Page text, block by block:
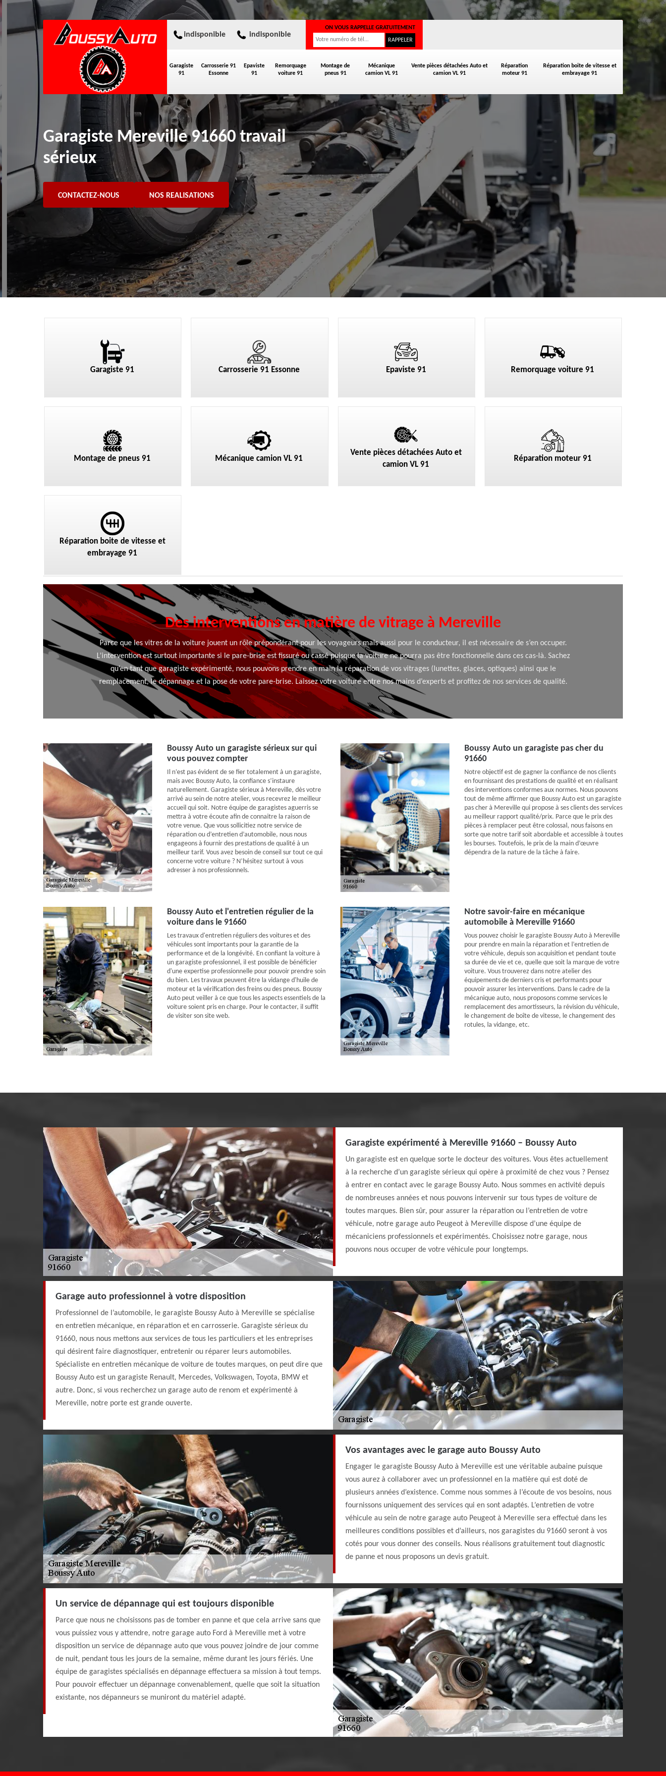
Garagiste
91
Carrosserie 91
Essonne
Epaviste
91
Remorquage
voiture 91
Montage de
pneus 91
Mécanique
camion VL 91
Vente pièces détachées Auto et
camion VL 91
Réparation
moteur 91
Réparation boite de vitesse et
embrayage 91
indisponible indisponible
ON VOUS RAPPELLE GRATUITEMENT
Garagiste Mereville 91660 travail
sérieux
CONTACTEZ-NOUS NOS REALISATIONS
Garagiste 91 Carrosserie 91 Essonne Epaviste 91 Remorquage voiture 91
Montage de pneus 91 Mécanique camion VL 91
Vente pièces détachées Auto et
camion VL 91
Réparation moteur 91
Réparation boite de vitesse et
embrayage 91
Des interventions en matière de vitrage à Mereville
Parce que les vitres de la voiture jouent un rôle prépondérant pour les voyageurs mais aussi pour le conducteur, il est nécessaire de s’en occuper.
L’intervention est surtout importante si le pare-brise est fissuré ou cassé puisque la voiture ne pourra pas être fonctionnelle dans ces cas-là. Sachez
qu’en tant que garagiste expérimenté, nous pouvons prendre en main la réparation de vos vitrages (lunettes, glaces, optiques) ainsi que le
remplacement, le dépannage et la pose de votre pare-brise. Laissez votre voiture entre nos mains d’experts et profitez de nos services de qualité.
Boussy Auto un garagiste sérieux sur qui
vous pouvez compter
Il n’est pas évident de se fier totalement à un garagiste,
mais avec Boussy Auto, la confiance s’instaure
naturellement. Garagiste sérieux à Mereville, dès votre
arrivé au sein de notre atelier, vous recevrez le meilleur
accueil qui soit. Notre équipe de garagistes aguerris se
mettra à votre écoute afin de connaitre la raison de
votre venue. Que vous sollicitiez notre service de
réparation ou d’entretien d’automobile, nous nous
engageons à fournir des prestations de qualité à un
meilleur tarif. Vous avez besoin de conseil sur tout ce qui
concerne votre voiture ? N’hésitez surtout à vous
adresser à nos professionnels.
Boussy Auto un garagiste pas cher du
91660
Notre objectif est de gagner la confiance de nos clients
en fournissant des prestations de qualité et en réalisant
des interventions conformes aux normes. Nous pouvons
tout de même affirmer que Boussy Auto est un garagiste
pas cher à Mereville qui propose à ses clients des services
au meilleur rapport qualité/prix. Parce que le prix des
pièces à remplacer peut être colossal, nous faisons en
sorte que notre tarif soit abordable et accessible à toutes
les bourses. Toutefois, le prix de la main d’œuvre
dépendra de la nature de la tâche à faire.
Boussy Auto et l'entretien régulier de la
voiture dans le 91660
Les travaux d'entretien réguliers des voitures et des
véhicules sont importants pour la garantie de la
performance et de la longévité. En confiant la voiture à
un garagiste professionnel, il est possible de bénéficier
d'une expertise professionnelle pour pouvoir prendre soin
du bien. Les travaux peuvent être la vidange d'huile de
moteur et la vérification des freins ou des pneus. Boussy
Auto peut veiller à ce que tous les aspects essentiels de la
voiture soient pris en charge. Pour le contacter, il suffit
de visiter son site web.
Notre savoir-faire en mécanique
automobile à Mereville 91660
Vous pouvez choisir le garagiste Boussy Auto à Mereville
pour prendre en main la réparation et l’entretien de
votre véhicule, depuis son acquisition et pendant toute
sa durée de vie et ce, quelle que soit la marque de votre
voiture. Vous trouverez dans notre atelier des
équipements de derniers cris et performants pour
pouvoir assurer les interventions. Dans le cadre de la
mécanique auto, nous proposons comme services le
remplacement des amortisseurs, la révision du véhicule,
le changement de boîte de vitesse, le changement des
rotules, la vidange, etc.
Garagiste expérimenté à Mereville 91660 – Boussy Auto
Un garagiste est en quelque sorte le docteur des voitures. Vous êtes actuellement
à la recherche d’un garagiste sérieux qui opère à proximité de chez vous ? Pensez
à entrer en contact avec le garage Boussy Auto. Nous sommes en activité depuis
de nombreuses années et nous pouvons intervenir sur tous types de voiture de
toutes marques. Bien sûr, pour assurer la réparation ou l’entretien de votre
véhicule, notre garage auto Peugeot à Mereville dispose d’une équipe de
mécaniciens professionnels et expérimentés. Choisissez notre garage, nous
pouvons nous occuper de votre véhicule pour longtemps.
Garage auto professionnel à votre disposition
Professionnel de l’automobile, le garagiste Boussy Auto à Mereville se spécialise
en entretien mécanique, en réparation et en carrosserie. Garagiste sérieux du
91660, nous nous mettons aux services de tous les particuliers et les entreprises
qui désirent faire diagnostiquer, entretenir ou réparer leurs automobiles.
Spécialiste en entretien mécanique de voiture de toutes marques, on peut dire que
Boussy Auto est un garagiste Renault, Mercedes, Volkswagen, Toyota, BMW et
autre. Donc, si vous recherchez un garage auto de renom et expérimenté à
Mereville, notre porte est grande ouverte.
Vos avantages avec le garage auto Boussy Auto
Engager le garagiste Boussy Auto à Mereville est une véritable aubaine puisque
vous aurez à collaborer avec un professionnel en la matière qui est doté de
plusieurs années d’existence. Comme nous sommes à l’écoute de vos besoins, nous
fournissons uniquement des services qui en sont adaptés. L’entretien de votre
véhicule au sein de notre garage auto Peugeot à Mereville sera effectué dans les
meilleures conditions possibles et d’ailleurs, nos garagistes du 91660 seront à vos
cotés pour vous donner des conseils. Nous réalisons gratuitement tout diagnostic
de panne et nous proposons un devis gratuit.
Un service de dépannage qui est toujours disponible
Parce que nous ne choisissons pas de tomber en panne et que cela arrive sans que
vous puissiez vous y attendre, notre garage auto Ford à Mereville met à votre
disposition un service de dépannage auto que vous pouvez joindre de jour comme
de nuit, pendant tous les jours de la semaine, même durant les jours fériés. Une
équipe de garagistes spécialisés en dépannage effectuera sa mission à tout temps.
Pour pouvoir effectuer un dépannage convenablement, quelle que soit la situation
existante, nos dépanneurs se muniront du matériel adapté.